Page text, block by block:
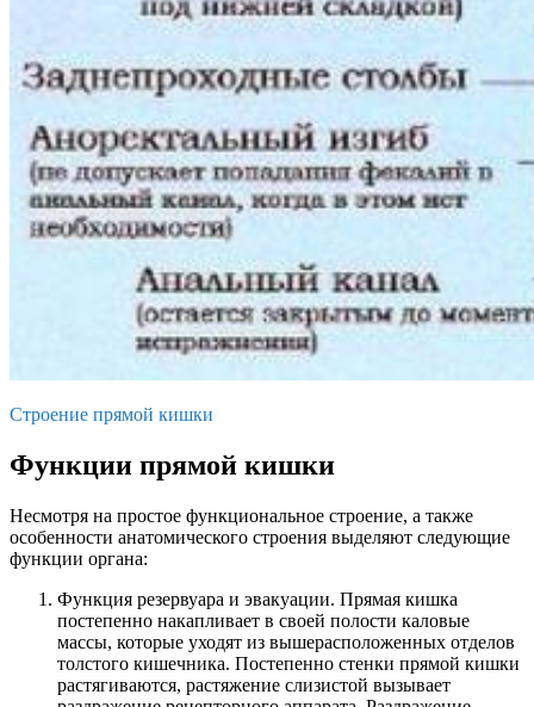
Строение прямой кишки
Функции прямой кишки
Несмотря на простое функциональное строение, а также
особенности анатомического строения выделяют следующие
функции органа:
Функция резервуара и эвакуации. Прямая кишка
постепенно накапливает в своей полости каловые
массы, которые уходят из вышерасположенных отделов
толстого кишечника. Постепенно стенки прямой кишки
растягиваются, растяжение слизистой вызывает